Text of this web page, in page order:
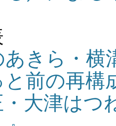
きら・横
前の再構
・大津はつ